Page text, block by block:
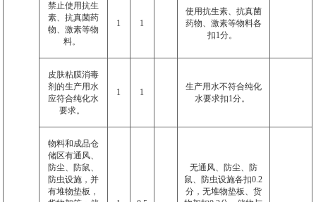
禁止使用抗生
素、抗真菌药
物、激素等物
料。
1 1
使用抗生素、抗真菌
药物、激素等物料各
扣1分。
皮肤粘膜消毒
剂的生产用水
应符合纯化水
要求。
1 1
生产用水不符合纯化
水要求扣1分。
物料和成品仓
储区有通风、
防尘、防鼠、
防虫设施，并
有堆物垫板，
无通风、防尘、防
鼠、防虫设施各扣0.2
分，无堆物垫板、货